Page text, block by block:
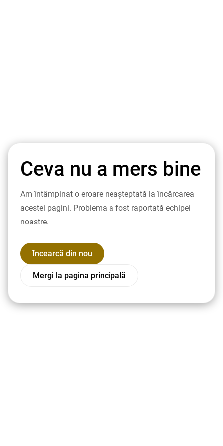
Ceva nu a mers bine
Am întâmpinat o eroare neașteptată la încărcarea
acestei pagini. Problema a fost raportată echipei
noastre.
Încearcă din nou
Mergi la pagina principală